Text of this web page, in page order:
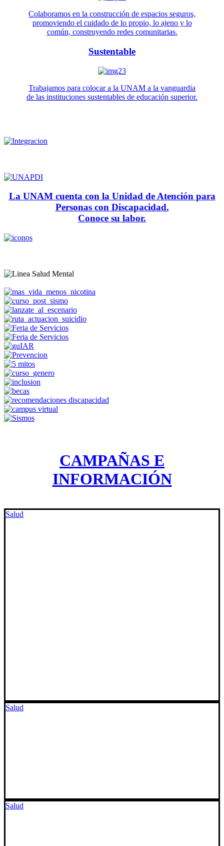
Colaboramos en la construcción de espacios seguros,
promoviendo el cuidado de lo propio, lo ajeno y lo
común, construyendo redes comunitarias.
Sustentable
Trabajamos para colocar a la UNAM a la vanguardia
de las instituciones sustentables de educación superior.
La UNAM cuenta con la Unidad de Atención para
Personas con Discapacidad.
Conoce su labor.
CAMPAÑAS E
INFORMACIÓN
Salud
Salud
Salud